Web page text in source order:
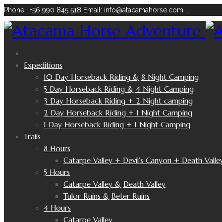
Phone : +56 990 845 518 Email: info@atacamahorse.com
Expeditions
10 Day Horseback Riding & 8 Night Camping
5 Day Horseback Riding & 4 Night Camping
3 Day Horseback Riding + 2 Night camping
2 Day Horseback Riding + 1 Night Camping
1 Day Horseback Riding + 1 Night Camping
Trails
8 Hours
Catarpe Valley + Devil’s Canyon + Death
5 Hours
Catarpe Valley & Death Valley
Tulor Ruins & Beter Ruins
4 Hours
Catarpe Valley